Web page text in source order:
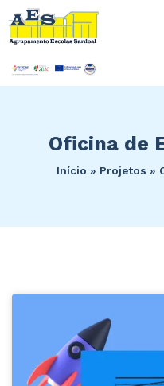
Oficina de
Início » Projetos »